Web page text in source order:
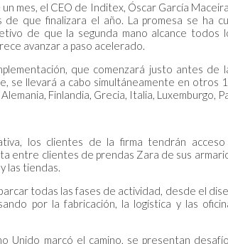
mes, el CEO de Inditex, Óscar García
de que finalizara el año. La promesa se ha
de que la segunda mano alcance todos
avanzar a paso acelerado.
que comenzará justo antes de
se llevará a cabo simultáneamente en otros
Finlandia, Grecia, Italia, Luxemburgo,
los clientes de la firma tendrán
entre clientes de prendas Zara de sus
las tiendas.
todas las fases de actividad, desde el
por la fabricación, la logística y las
Unido marcó el camino, se presentan